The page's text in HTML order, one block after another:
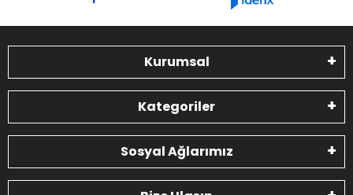
Kurumsal
Kategoriler
Sosyal Ağlarımız